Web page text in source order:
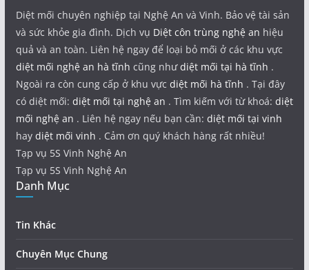
Diệt mối chuyên nghiệp tại Nghệ An và Vinh. Bảo vệ tài sản
và sức khỏe gia đình. Dịch vụ Diệt côn trùng nghệ an hiệu
quả và an toàn. Liên hệ ngay để loại bỏ mối ở các khu vực
diệt mối nghệ an hà tĩnh cũng nhưdiệt mối tại hà tĩnh .
Ngoài ra còn cung cấp ở khu vực diệt mối hà tĩnh . Tại đây
có diệt mối: diệt mối tại nghệ an . Tìm kiếm với từ khoá: diệt
mối nghệ an . Liên hệ ngay nếu bạn cần: diệt mối tại vinh
hay diệt mối vinh . Cảm ơn quý khách hàng rất nhiều!
Tạp vụ 5S Vinh Nghệ An
Tạp vụ 5S Vinh Nghệ An
Danh Mục
Tin Khác
Chuyên Mục Chung